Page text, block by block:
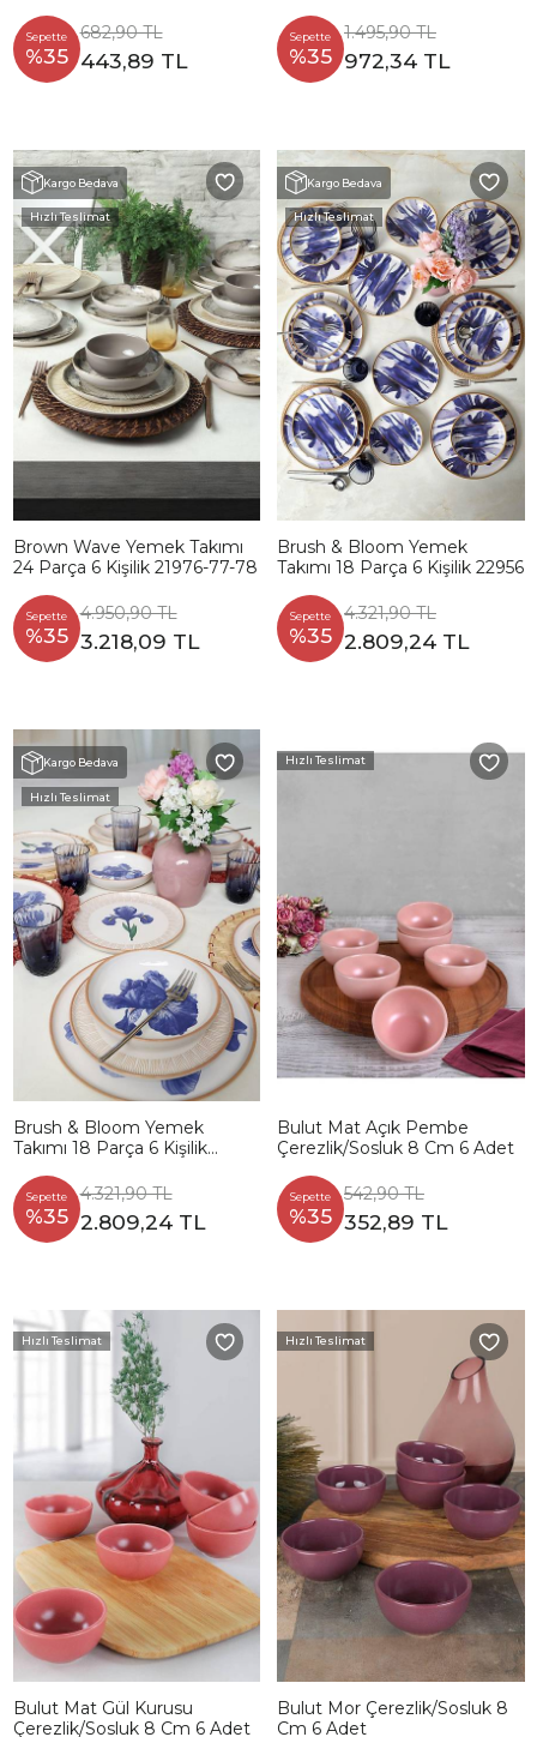
Sepette
%35
682,90 TL
443,89 TL
Sepette
%35
1.495,90 TL
972,34 TL
Kargo Bedava
Hızlı Teslimat
Brown Wave Yemek Takımı
24 Parça 6 Kişilik 21976-77-78
Sepette
%35
4.950,90 TL
3.218,09 TL
Kargo Bedava
Hızlı Teslimat
Brush & Bloom Yemek
Takımı 18 Parça 6 Kişilik 22956
Sepette
%35
4.321,90 TL
2.809,24 TL
Kargo Bedava
Hızlı Teslimat
Brush & Bloom Yemek
Takımı 18 Parça 6 Kişilik
Sepette
%35
4.321,90 TL
2.809,24 TL
Hızlı Teslimat
Bulut Mat Açık Pembe
Çerezlik/Sosluk 8 Cm 6 Adet
Sepette
%35
542,90 TL
352,89 TL
Hızlı Teslimat
Bulut Mat Gül Kurusu
Çerezlik/Sosluk 8 Cm 6 Adet
Hızlı Teslimat
Bulut Mor Çerezlik/Sosluk 8
Cm 6 Adet